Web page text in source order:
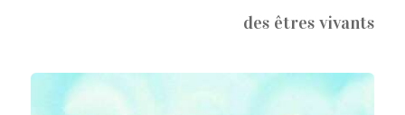
des êtres vivants